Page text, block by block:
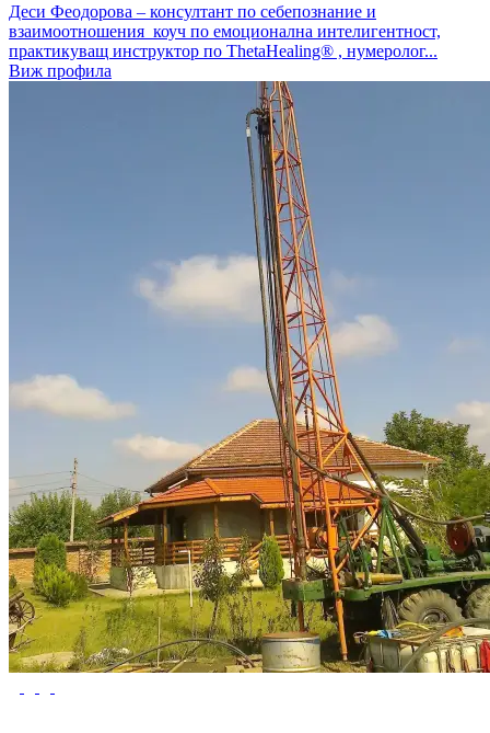
Деси Феодорова – консултант по себепознание и
взаимоотношения коуч по емоционална интелигентност,
практикуващ инструктор по ThetaHealing® , нумеролог...
Виж профила